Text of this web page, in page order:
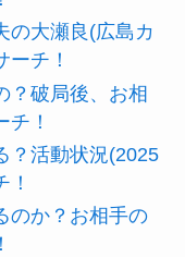
の大瀬良(広島カ
チ！
？破局後、お相
！
？活動状況(2025
のか？お相手の